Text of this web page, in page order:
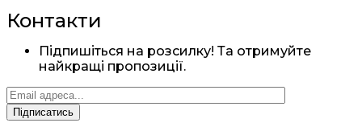
Контакти
Підпишіться на розсилку! Та отримуйте
найкращі пропозиції.